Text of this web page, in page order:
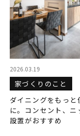
2026.03.19
家づくりのこと
ダイニングをもっと
に。コンセント、ニ
設置がおすすめ